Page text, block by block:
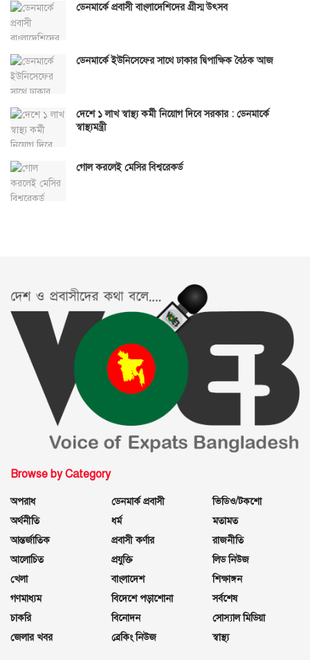
ডেনমার্কে প্রবাসী বাংলাদেশিদের গ্রীস্ম উৎসব
ডেনমার্কে ইউনিসেফের সাথে ঢাকার দ্বিপাক্ষিক বৈঠক আজ
দেশে ১ লাখ স্বাস্থ্য কর্মী নিয়োগ দিবে সরকার : ডেনমার্কে
স্বাস্থ্যমন্ত্রী
গোল করলেই মেসির বিশ্বরেকর্ড
Browse by Category
অপরাধ
অর্থনীতি
আন্তর্জাতিক
আলোচিত
খেলা
গণমাধ্যম
চাকরি
জেলার খবর
ডেনমার্ক প্রবাসী
ধর্ম
প্রবাসী কর্ণার
প্রযুক্তি
বাংলাদেশ
বিদেশে পড়াশোনা
বিনোদন
ব্রেকিং নিউজ
ভিডিও/টকশো
মতামত
রাজনীতি
লিড নিউজ
শিক্ষাঙ্গন
সর্বশেষ
সোস্যাল মিডিয়া
স্বাস্থ্য